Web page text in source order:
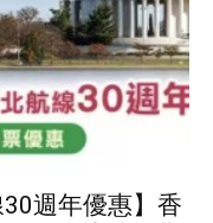
30週年優惠】香